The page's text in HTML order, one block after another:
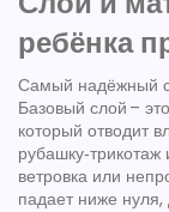
ребёнка
Самый надёжный
Базовый слой –
который отводит
ветровка или
падает ниже